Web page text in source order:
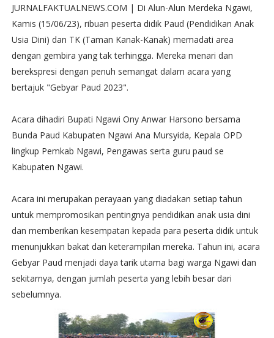
JURNALFAKTUALNEWS.COM | Di Alun-Alun Merdeka Ngawi,
Kamis (15/06/23), ribuan peserta didik Paud (Pendidikan Anak
Usia Dini) dan TK (Taman Kanak-Kanak) memadati area
dengan gembira yang tak terhingga. Mereka menari dan
berekspresi dengan penuh semangat dalam acara yang
bertajuk "Gebyar Paud 2023".
Acara dihadiri Bupati Ngawi Ony Anwar Harsono bersama
Bunda Paud Kabupaten Ngawi Ana Mursyida, Kepala OPD
lingkup Pemkab Ngawi, Pengawas serta guru paud se
Kabupaten Ngawi.
Acara ini merupakan perayaan yang diadakan setiap tahun
untuk mempromosikan pentingnya pendidikan anak usia dini
dan memberikan kesempatan kepada para peserta didik untuk
menunjukkan bakat dan keterampilan mereka. Tahun ini, acara
Gebyar Paud menjadi daya tarik utama bagi warga Ngawi dan
sekitarnya, dengan jumlah peserta yang lebih besar dari
sebelumnya.